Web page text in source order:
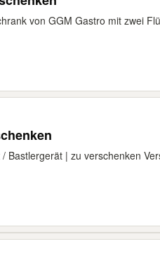
von GGM Gastro mit zwei
Bastlergerät | zu verschenken